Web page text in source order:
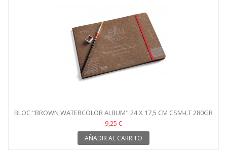
BLOC "BROWN WATERCOLOR ALBUM" 24 X 17,5 CM CSM-LT 280GR
9,25 €
AÑADIR AL CARRITO